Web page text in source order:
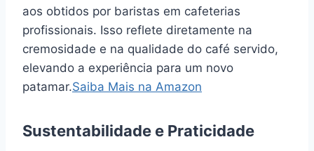
aos obtidos por baristas em cafeterias
profissionais. Isso reflete diretamente na
cremosidade e na qualidade do café servido,
elevando a experiência para um novo
patamar.Saiba Mais na Amazon
Sustentabilidade e Praticidade